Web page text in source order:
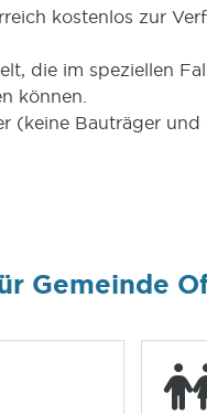
kostenlos zur
die im speziellen
können.
(keine Bauträger
Gemeinde